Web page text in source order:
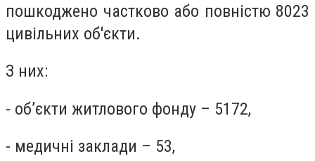
пошкоджено частково або повністю 8023
цивільних об'єкти.
З них:
- об’єкти житлового фонду – 5172,
- медичні заклади – 53,